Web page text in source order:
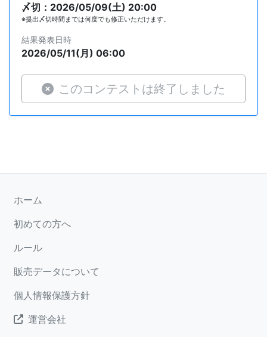
〆切：2026/05/09(土) 20:00
※提出〆切時間までは何度でも修正いただけます。
結果発表日時
2026/05/11(月) 06:00
このコンテストは終了しました
ホーム
初めての方へ
ルール
販売データについて
個人情報保護方針
運営会社